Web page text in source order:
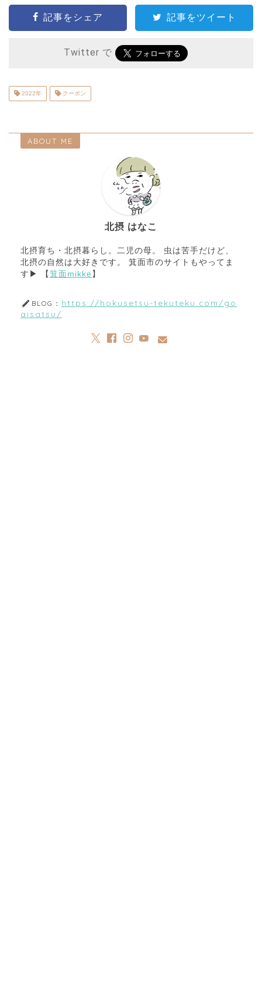
記事をシェア 記事をツイート
Twitter で
2022年 クーポン
ABOUT ME
北摂 はなこ
北摂育ち・北摂暮らし。二児の母。 虫は苦手だけど、
北摂の自然は大好きです。 箕面市のサイトもやってま
す▶︎ 【 箕面mikke 】
BLOG： https://hokusetsu-tekuteku.com/go
aisatsu/